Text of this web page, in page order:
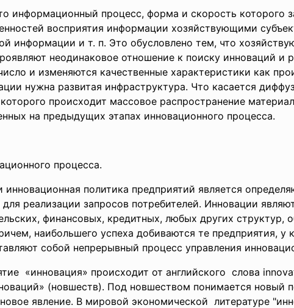
информационный процесс, форма и скорость которого
восприятия информации хозяйствующими
информации и т. п. Это обусловлено тем, что
неодинаковое отношение к поиску инноваций и
и изменяются качественные характеристики как
нужна развитая инфраструктура. Что касается
происходит массовое распространение
на предыдущих этапах инновационного процесса.
процесса.
политика предприятий является
реализации запросов потребителей. Инновации
финансовых, кредитных, любых других структур,
наибольшего успеха добиваются те предприятия, у
собой непрерывный процесс управления
«инновация» происходит от английского слова
(новшеств). Под новшеством понимается новый
явление. В мировой экономической литературе